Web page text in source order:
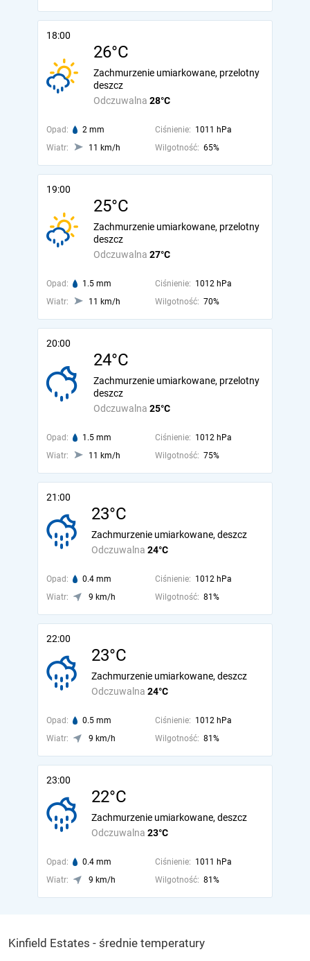
18:00
26°C
Odczuwalna 28°C
Zachmurzenie umiarkowane, przelotny
deszcz
Opad: 2 mm Ciśnienie: 1011 hPa
Wiatr:
11 km/h Wilgotność: 65%
19:00
25°C
Odczuwalna 27°C
Zachmurzenie umiarkowane, przelotny
deszcz
Opad: 1.5 mm Ciśnienie: 1012 hPa
Wiatr:
11 km/h Wilgotność: 70%
20:00
24°C
Odczuwalna 25°C
Zachmurzenie umiarkowane, przelotny
deszcz
Opad: 1.5 mm Ciśnienie: 1012 hPa
Wiatr:
11 km/h Wilgotność: 75%
21:00
23°C
Odczuwalna 24°C
Zachmurzenie umiarkowane, deszcz
Opad: 0.4 mm Ciśnienie: 1012 hPa
Wiatr:
9 km/h Wilgotność: 81%
22:00
23°C
Odczuwalna 24°C
Zachmurzenie umiarkowane, deszcz
Opad: 0.5 mm Ciśnienie: 1012 hPa
Wiatr:
9 km/h Wilgotność: 81%
23:00
22°C
Odczuwalna 23°C
Zachmurzenie umiarkowane, deszcz
Opad: 0.4 mm Ciśnienie: 1011 hPa
Wiatr:
9 km/h Wilgotność: 81%
Kinfield Estates - średnie temperatury